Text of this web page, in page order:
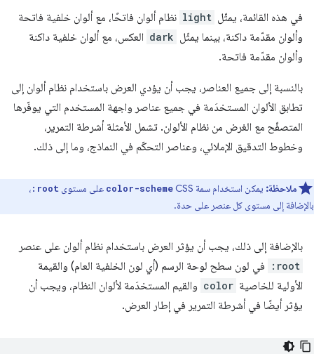
في هذه القائمة، يمثّل light نظام ألوان فاتحًا، مع ألوان خلفية فاتحة
وألوان مقدّمة داكنة، بينما يمثّل dark العكس، مع ألوان خلفية داكنة
وألوان مقدّمة فاتحة.
بالنسبة إلى جميع العناصر، يجب أن يؤدي العرض باستخدام نظام ألوان إلى
تطابق الألوان المستخدَمة في جميع عناصر واجهة المستخدم التي يوفّرها
المتصفّح مع الغرض من نظام الألوان. تشمل الأمثلة أشرطة التمرير،
وخطوط التدقيق الإملائي، وعناصر التحكّم في النماذج، وما إلى ذلك.
ملاحظة: يمكن استخدام سمة CSS color-scheme على مستوى :root،
بالإضافة إلى مستوى كل عنصر على حدة.
بالإضافة إلى ذلك، يجب أن يؤثر العرض باستخدام نظام ألوان على عنصر
:root
في لون سطح لوحة الرسم (أي لون الخلفية العام) والقيمة
الأولية للخاصية color والقيم المستخدَمة لألوان النظام، ويجب أن
يؤثر أيضًا في أشرطة التمرير في إطار العرض.